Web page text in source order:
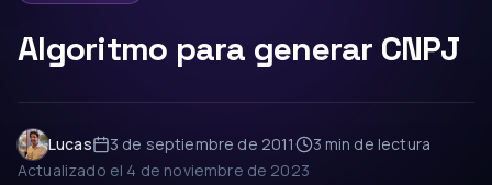
Algoritmo para generar CNPJ
Lucas 3 de septiembre de 2011 3 min de lectura
Actualizado el 4 de noviembre de 2023